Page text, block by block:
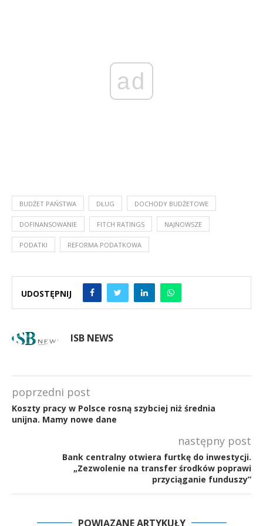
ad
BUDŻET PAŃSTWA DŁUG DOCHODY BUDŻETOWE
DOFINANSOWANIE FITCH RATINGS NAJNOWSZE
PODATKI REFORMA PODATKOWA
UDOSTĘPNIJ
ISB NEWS
poprzedni post
Koszty pracy w Polsce rosną szybciej niż średnia
unijna. Mamy nowe dane
następny post
Bank centralny otwiera furtkę do inwestycji.
„Zezwolenie na transfer środków poprawi
przyciąganie funduszy”
POWIĄZANE ARTYKUŁY